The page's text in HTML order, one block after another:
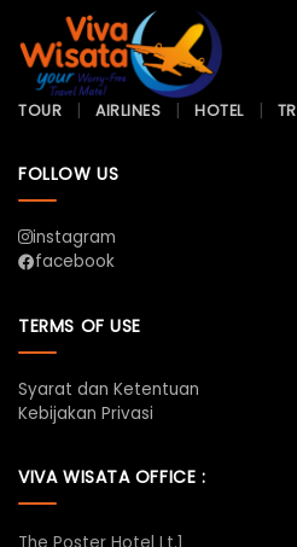
TOUR AIRLINES HOTEL
FOLLOW US
instagram
facebook
TERMS OF USE
Syarat dan Ketentuan
Kebijakan Privasi
VIVA WISATA OFFICE :
The Poster Hotel Lt.1